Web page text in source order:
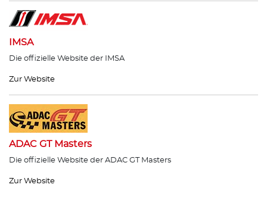
IMSA
Die offizielle Website der IMSA
Zur Website
ADAC GT Masters
Die offizielle Website der ADAC GT Masters
Zur Website